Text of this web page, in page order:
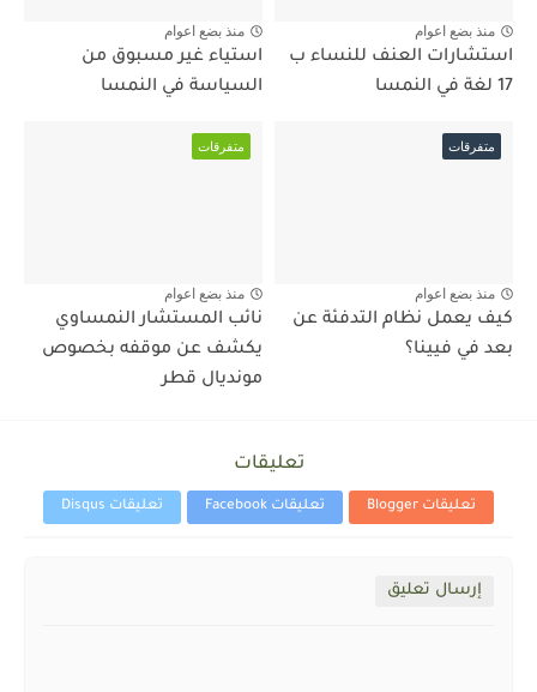
منذ بضع اعوام
استشارات العنف للنساء ب
17 لغة في النمسا
منذ بضع اعوام
استياء غير مسبوق من
السياسة في النمسا
متفرقات
منذ بضع اعوام
كيف يعمل نظام التدفئة عن
بعد في فيينا؟
متفرقات
منذ بضع اعوام
نائب المستشار النمساوي
يكشف عن موقفه بخصوص
مونديال قطر
تعليقات
تعليقات Blogger تعليقات Facebook تعليقات Disqus
إرسال تعليق